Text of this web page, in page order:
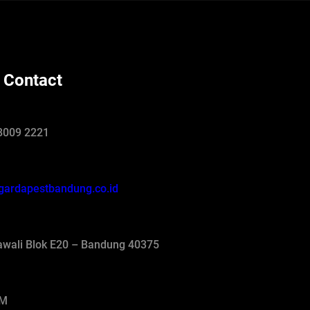
Contact
2221
Blok E20 – Bandung 40375